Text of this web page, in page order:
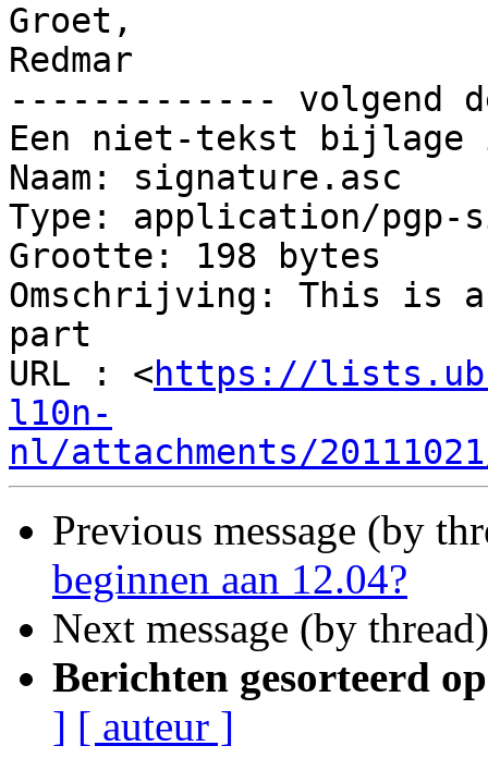
Groet,
Redmar
------------- volgend
Een niet-tekst
Naam: signature.asc
Type: application/pgp-
Grootte: 198 bytes
Omschrijving: This is
part
URL : <https://
l10n-
nl/attachments/
Previous message (by
beginnen aan 12.04?
Next message (by
Berichten gesorteerd
] [ auteur ]